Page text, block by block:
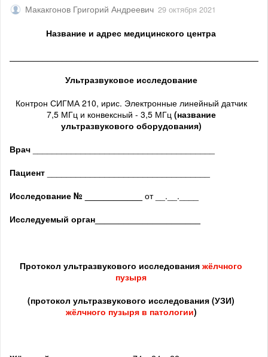
Макакгонов Григорий Андреевич 29 октября 2021
Название и адрес медицинского центра
Ультразвуковое исследование
Контрон СИГМА 210, ирис. Электронные линейный датчик
7,5 МГц и конвексный - 3,5 МГц (название
ультразвукового оборудования)
Врач
Пациент
Исследование № ____________ от __.__.____
Исследуемый орган
Протокол ультразвукового исследования жёлчного
пузыря
(протокол ультразвукового исследования (УЗИ)
жёлчного пузыря в патологии)